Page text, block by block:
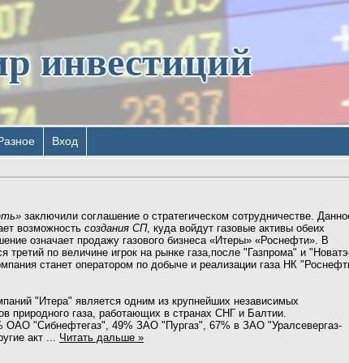
инвестиций
Вход
заключили соглашение о стратегическом сотрудничестве.
возможность создания СП, куда войдут газовые активы обеих
означает продажу газового бизнеса «Итеры» «Роснефти». В
третий по величине игрок на рынке газа,после "Газпрома" и
станет оператором по добыче и реализации газа НК
"Итера" является одним из крупнейших независимых
природного газа, работающих в странах СНГ и Балтии.
ОАО "Сибнефтегаз", 49% ЗАО "Пургаз", 67% в ЗАО "Уралсевергаз-
акт
Читать дальше »